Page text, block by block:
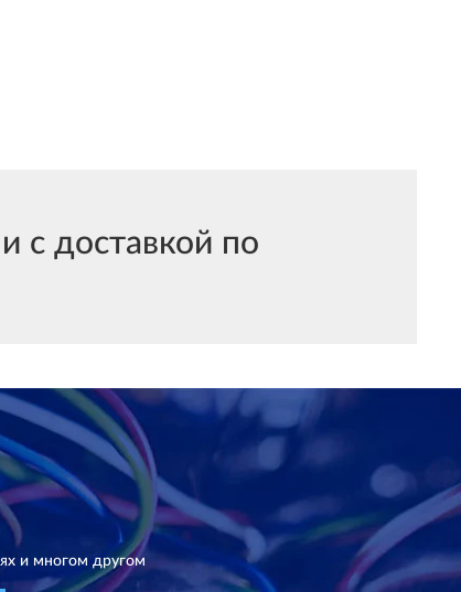
доставкой по
и многом другом